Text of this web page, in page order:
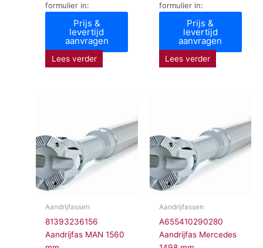
formulier in:
Prijs &
levertijd
aanvragen
Lees verder
formulier in:
Prijs &
levertijd
aanvragen
Lees verder
Aandrijfassen
81393236156
Aandrijfas MAN 1560
Aandrijfassen
A655410290280
Aandrijfas Mercedes